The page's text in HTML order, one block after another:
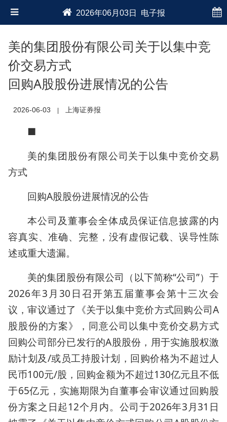
2026年06月03日 电子报
美的集团股份有限公司关于以集中竞
价交易方式
回购A股股份进展情况的公告
2026-06-03 上海证券报
■
美的集团股份有限公司关于以集中竞价交易
方式
回购A股股份进展情况的公告
本公司及董事会全体成员保证信息披露的内
容真实、准确、完整，没有虚假记载、误导性陈
述或重大遗漏。
美的集团股份有限公司（以下简称“公司”）于
2026年3月30日召开第五届董事会第十三次会
议，审议通过了《关于以集中竞价方式回购公司A
股股份的方案》，同意公司以集中竞价交易方式
回购公司部分已发行的A股股份，用于实施股权激
励计划及/或员工持股计划，回购价格为不超过人
民币100元/股，回购金额为不超过130亿元且不低
于65亿元，实施期限为自董事会审议通过回购股
份方案之日起12个月内。公司于2026年3月31日